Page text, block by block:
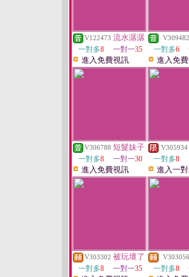
V122473 流水潺潺
一對多8 一對一35
進入免費視訊
V309482
一對多6
進入免
V306788 短髮妹子
一對多8 一對一30
進入免費視訊
V305934
一對多8
進入一
V303302 被玩壞了
一對多8 一對一35
V303056
一對多8